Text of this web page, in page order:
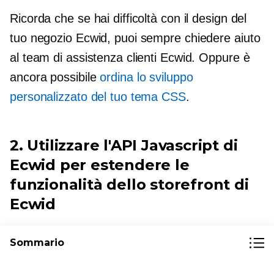
Ricorda che se hai difficoltà con il design del
tuo negozio Ecwid, puoi sempre chiedere aiuto
al team di assistenza clienti Ecwid. Oppure è
ancora possibileordina lo sviluppo
personalizzato del tuo tema CSS.
2. Utilizzare l'API Javascript di
Ecwid per estendere le
funzionalità dello storefront di
Ecwid
Sommario